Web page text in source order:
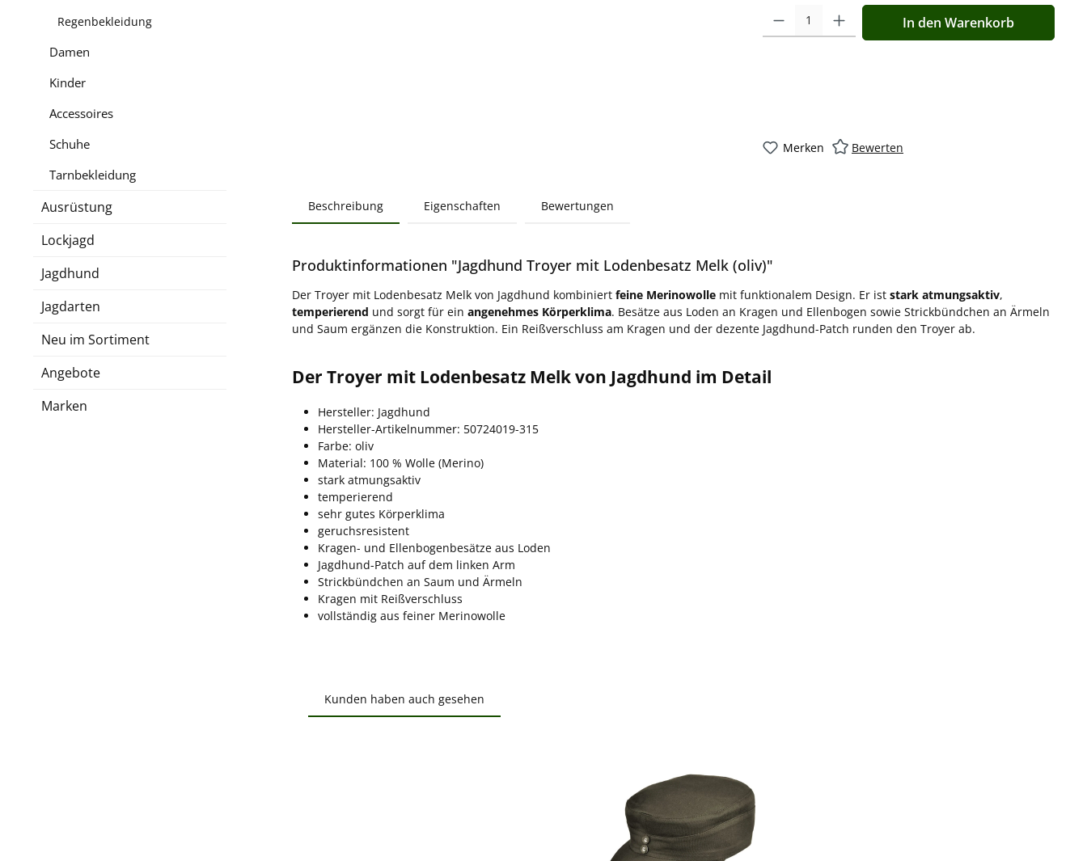
Regenbekleidung
Damen
Kinder
Accessoires
Schuhe
Tarnbekleidung
Ausrüstung
Lockjagd
Jagdhund
Jagdarten
Neu im Sortiment
Angebote
Marken
Produkt Anzahl: Gib den gewünschten Wert ein oder
In den Warenkorb
Merken Bewerten
Beschreibung Eigenschaften Bewertungen
Produktinformationen "Jagdhund Troyer mit Lodenbesatz Melk (oliv)"
Der Troyer mit Lodenbesatz Melk von Jagdhund kombiniert feine Merinowolle mit funktionalem Design. Er ist stark atmungsaktiv,
temperierend und sorgt für ein angenehmes Körperklima. Besätze aus Loden an Kragen und Ellenbogen sowie Strickbündchen an Ärmeln
und Saum ergänzen die Konstruktion. Ein Reißverschluss am Kragen und der dezente Jagdhund-Patch runden den Troyer ab.
Der Troyer mit Lodenbesatz Melk von Jagdhund im Detail
Hersteller: Jagdhund
Hersteller-Artikelnummer: 50724019-315
Farbe: oliv
Material: 100 % Wolle (Merino)
stark atmungsaktiv
temperierend
sehr gutes Körperklima
geruchsresistent
Kragen- und Ellenbogenbesätze aus Loden
Jagdhund-Patch auf dem linken Arm
Strickbündchen an Saum und Ärmeln
Kragen mit Reißverschluss
vollständig aus feiner Merinowolle
Kunden haben auch gesehen